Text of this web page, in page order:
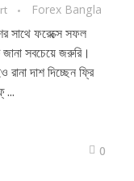
Forex Bangla
ফরেক্সে সফল
জানা সবচেয়ে জরুরি।
রানা দাশ দিচ্ছেন ফ্রি
...
0